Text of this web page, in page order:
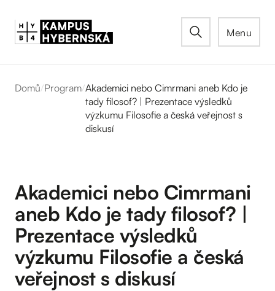
Menu
Domů/Program/Akademici nebo Cimrmani aneb Kdo je
tady filosof? | Prezentace výsledků
výzkumu Filosofie a česká veřejnost s
diskusí
Akademici nebo Cimrmani
aneb Kdo je tady filosof? |
Prezentace výsledků
výzkumu Filosofie a česká
veřejnost s diskusí